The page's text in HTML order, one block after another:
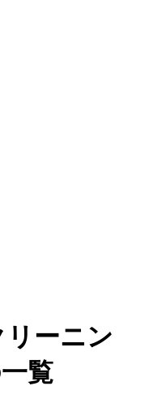
リーニン
覧